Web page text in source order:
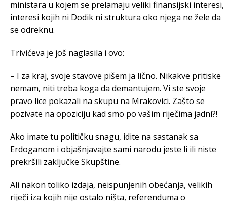
ministara u kojem se prelamaju veliki finansijski interesi,
interesi kojih ni Dodik ni struktura oko njega ne žele da
se odreknu.
Trivićeva je još naglasila i ovo:
– I za kraj, svoje stavove pišem ja lično. Nikakve pritiske
nemam, niti treba koga da demantujem. Vi ste svoje
pravo lice pokazali na skupu na Mrakovici. Zašto se
pozivate na opoziciju kad smo po vašim riječima jadni?!
Ako imate tu političku snagu, idite na sastanak sa
Erdoganom i objašnjavajte sami narodu jeste li ili niste
prekršili zaključke Skupštine.
Ali nakon toliko izdaja, neispunjenih obećanja, velikih
riječi iza kojih nije ostalo ništa, referenduma o